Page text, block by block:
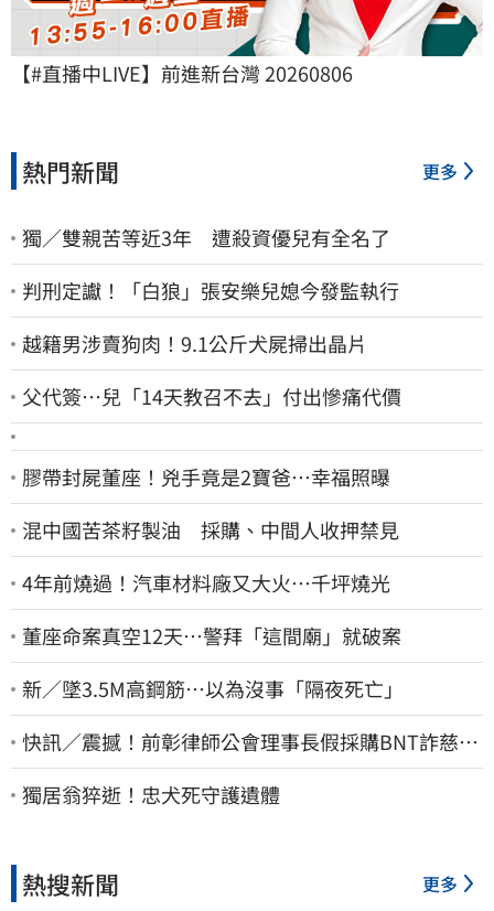
【#直播中LIVE】前進新台灣 20260806
熱門新聞 更多
獨／雙親苦等近3年 遭殺資優兒有全名了
判刑定讞！「白狼」張安樂兒媳今發監執行
越籍男涉賣狗肉！9.1公斤犬屍掃出晶片
父代簽…兒「14天教召不去」付出慘痛代價
膠帶封屍董座！兇手竟是2寶爸…幸福照曝
混中國苦茶籽製油 採購、中間人收押禁見
4年前燒過！汽車材料廠又大火…千坪燒光
董座命案真空12天…警拜「這間廟」就破案
新／墜3.5M高鋼筋…以為沒事「隔夜死亡」
快訊／震撼！前彰律師公會理事長假採購BNT詐慈濟
10億、洗錢囤232kg黃金
獨居翁猝逝！忠犬死守護遺體
熱搜新聞 更多